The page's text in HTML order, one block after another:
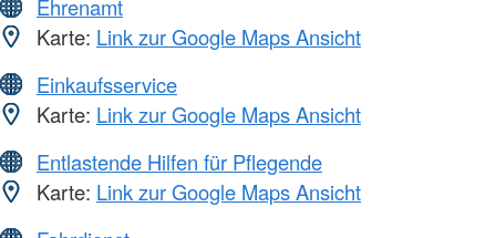
Ehrenamt
Karte: Link zur Google Maps Ansicht
Einkaufsservice
Karte: Link zur Google Maps Ansicht
Entlastende Hilfen für Pflegende
Karte: Link zur Google Maps Ansicht